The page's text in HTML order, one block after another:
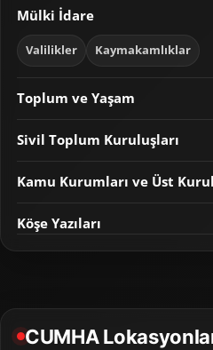
Mülki İdare
Valilikler Kaymakamlıklar
Toplum ve Yaşam
Sivil Toplum Kuruluşları
Kamu Kurumları ve Üst
Köşe Yazıları
CUMHA